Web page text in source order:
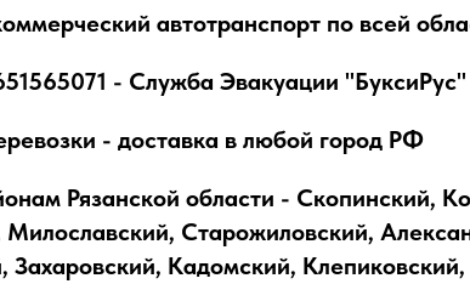
автотранспорт по всей
- Служба Эвакуации "БуксиРус"
- доставка в любой город РФ
Рязанской области - Скопинский,
Старожиловский,
Кадомский, Клепиковский,